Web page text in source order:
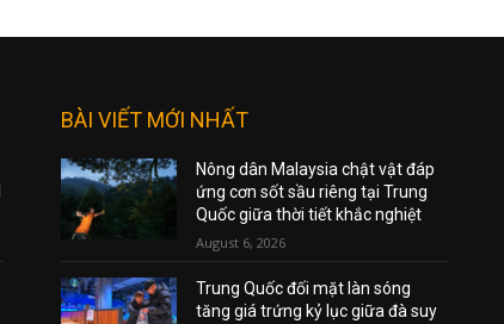
BÀI VIẾT MỚI NHẤT
Nông dân Malaysia chật vật đáp
ứng cơn sốt sầu riêng tại Trung
Quốc giữa thời tiết khắc nghiệt
August 6, 2026
Trung Quốc đối mặt làn sóng
tăng giá trứng kỷ lục giữa đà suy